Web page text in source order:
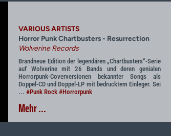
VARIOUS ARTISTS
Horror Punk Chartbusters - Resurrection
Wolverine Records
Brandneue Edition der legendären „Chartbusters“-Serie
auf Wolverine mit 26 Bands und deren genialen
Horrorpunk-Coverversionen bekannter Songs als
Doppel-CD und Doppel-LP mit bedrucktem Einleger. Sei
... #Punk Rock #Horrorpunk
Mehr ...